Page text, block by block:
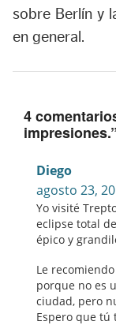
sobre Berlín y
en general.
4
impresiones.”
Diego
agosto 23,
Yo visité
eclipse total
épico y
Le
porque no es
ciudad, pero
Espero que tú